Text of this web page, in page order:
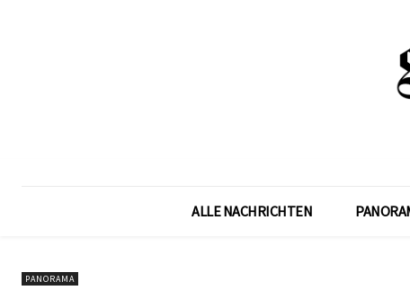
ALLE NACHRICHTEN
PANORAMA